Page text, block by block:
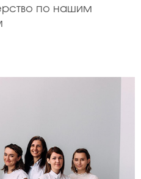
по нашим